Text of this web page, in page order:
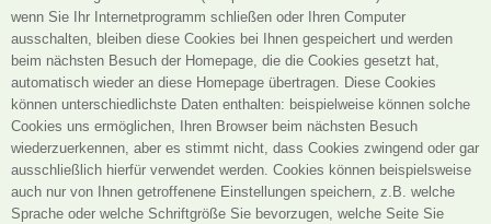
wenn Sie Ihr Internetprogramm schließen oder Ihren Computer
ausschalten, bleiben diese Cookies bei Ihnen gespeichert und werden
beim nächsten Besuch der Homepage, die die Cookies gesetzt hat,
automatisch wieder an diese Homepage übertragen. Diese Cookies
können unterschiedlichste Daten enthalten: beispielweise können solche
Cookies uns ermöglichen, Ihren Browser beim nächsten Besuch
wiederzuerkennen, aber es stimmt nicht, dass Cookies zwingend oder gar
ausschließlich hierfür verwendet werden. Cookies können beispielsweise
auch nur von Ihnen getroffenene Einstellungen speichern, z.B. welche
Sprache oder welche Schriftgröße Sie bevorzugen, welche Seite Sie